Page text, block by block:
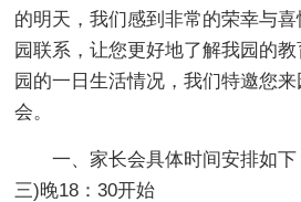
的明天，我们感到非常的荣幸与
园联系，让您更好地了解我园的
园的一日生活情况，我们特邀您
会。
一、家长会具体时间安排如
三)晚18：30开始